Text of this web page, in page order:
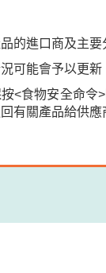
的進口商及主要
可能會予以更新
<食物安全命令
有關產品給供